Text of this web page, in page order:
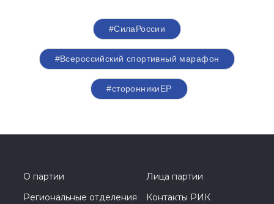
#СилаРоссии
#Всероссийский спортивный марафон
#сторонникиЕР
О партии
Лица партии
Региональные отделения
Контакты РИК